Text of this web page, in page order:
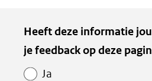
l
e
l
e
l
e
z
e
Kopie
van
Paginawaardering
Heeft deze informatie
je feedback op deze
Ja